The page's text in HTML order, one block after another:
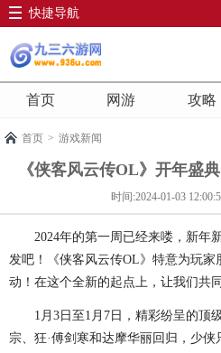
快捷导航
首页 网游 攻略
首页 > 游戏新闻
《侠客风云传OL》开年盛
时间:2024-01-03
2024年的第一周已经来喽，新年
发吧！《侠客风云传OL》特意为玩
动！在这个全新的起点上，让我们共
1月3日至1月7日，精彩纷呈的顶
宗、狂·傅剑寒和达摩华丽回归，少